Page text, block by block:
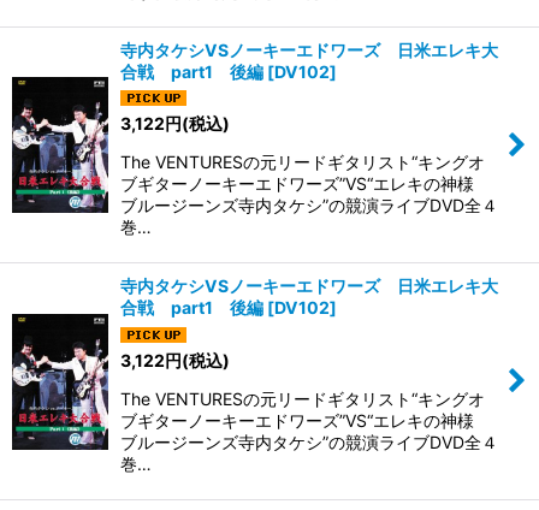
寺内タケシVSノーキーエドワーズ 日米エレキ大
合戦 part1 後編 [DV102]
3,122円(税込)
The VENTURESの元リードギタリスト“キングオ
ブギターノーキーエドワーズ”VS“エレキの神様
ブルージーンズ寺内タケシ”の競演ライブDVD全４
巻…
寺内タケシVSノーキーエドワーズ 日米エレキ大
合戦 part1 後編 [DV102]
3,122円(税込)
The VENTURESの元リードギタリスト“キングオ
ブギターノーキーエドワーズ”VS“エレキの神様
ブルージーンズ寺内タケシ”の競演ライブDVD全４
巻…